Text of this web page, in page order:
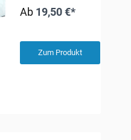
Ab 19,50 €*
Zum Produkt